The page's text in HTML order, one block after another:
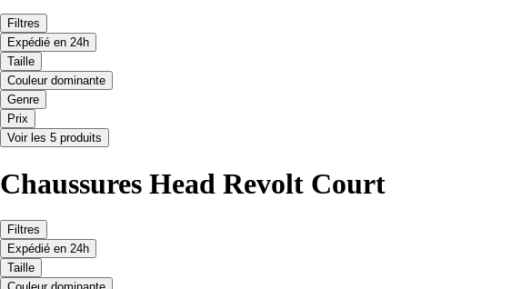
Filtres
Expédié en 24h
Taille
Couleur dominante
Genre
Prix
Voir les 5 produits
Chaussures Head Revolt Court
Filtres
Expédié en 24h
Taille